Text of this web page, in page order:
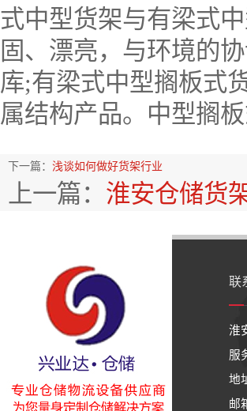
式中型货架与有梁式
固、漂亮，与环境的
库;有梁式中型搁板式
属结构产品。中型搁
下一篇： 浅谈如何做好货架行业
上一篇： 淮安仓储货
联
淮
服
地
邮